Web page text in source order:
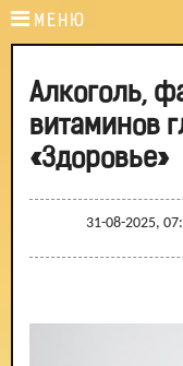
МЕНЮ
Алкоголь,
витаминов
«Здоровье»
31-08-2025,